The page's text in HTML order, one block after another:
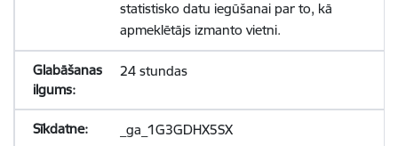
statistisko datu iegūšanai par to, kā
apmeklētājs izmanto vietni.
24 stundas
_ga_1G3GDHX5SX